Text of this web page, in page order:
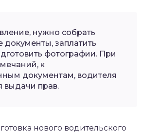
нужно собрать
заплатить
фотографии. При
к
документам, водителя
выдачи прав.
нового водительского